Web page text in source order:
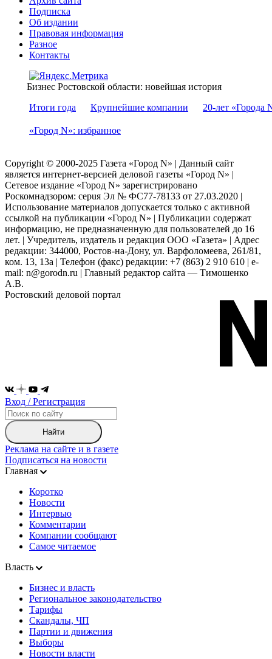
Подписка
Об издании
Правовая информация
Разное
Контакты
Бизнес Ростовской области: новейшая история
Итоги года
Крупнейшие компании 20-лет «Города
«Город N»: избранное
Copyright © 2000-2025 Газета «Город N» | Данный сайт
является интернет-версией деловой газеты «Город N» |
Сетевое издание «Город N» зарегистрировано
Роскомнадзором: серuя Эл № ФС77-78133 от 27.03.2020 |
Использование материалов допускается только с активной
ссылкой на публикации «Город N» | Публикации содержат
информацию, не предназначенную для пользователей до 16
лет. | Учредитель, издатель и редакция ООО «Газета» | Адрес
редакции: 344000, Ростов-на-Дону, ул. Варфоломеева, 261/81,
ком. 13, 13а | Телефон (факс) редакции: +7 (863) 2 910 610 | e-
mail: n@gorodn.ru | Главный редактор сайта — Тимошенко
А.В.
Ростовский деловой портал
Вход / Регистрация
Найти
Реклама на сайте и в газете
Подписаться на новости
Главная
Коротко
Новости
Интервью
Комментарии
Компании сообщают
Самое читаемое
Власть
Бизнес и власть
Региональное законодательство
Тарифы
Скандалы, ЧП
Партии и движения
Выборы
Новости власти